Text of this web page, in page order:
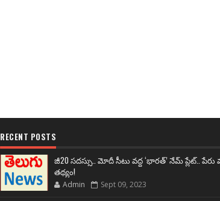
RECENT POSTS
జీ20 సదస్సు.. మోదీ సీటు వద్ద ‘భారత్’ నేమ్ ప్లేట్‌.. పేరు
తథ్యం!
Admin Sept 09, 2023